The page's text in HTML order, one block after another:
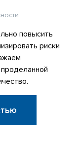
повысить
риски